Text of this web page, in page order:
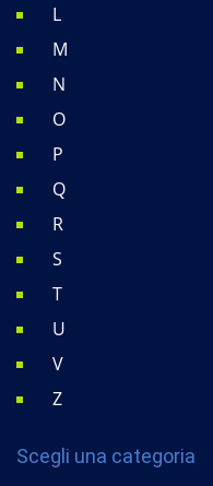
L
M
N
O
P
Q
R
S
T
U
V
Z
Scegli una categoria